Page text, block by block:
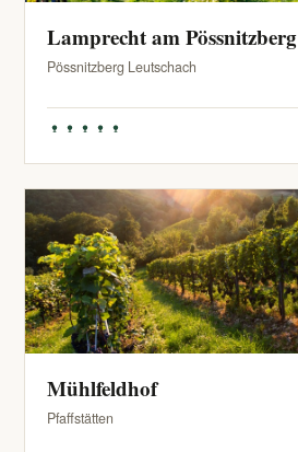
Lamprecht am Pössnitzberg
Pössnitzberg Leutschach
Mühlfeldhof
Pfaffstätten